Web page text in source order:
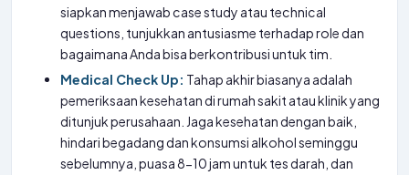
siapkan menjawab case study atau technical
questions, tunjukkan antusiasme terhadap role dan
bagaimana Anda bisa berkontribusi untuk tim.
Medical Check Up: Tahap akhir biasanya adalah
pemeriksaan kesehatan di rumah sakit atau klinik yang
ditunjuk perusahaan. Jaga kesehatan dengan baik,
hindari begadang dan konsumsi alkohol seminggu
sebelumnya, puasa 8-10 jam untuk tes darah, dan